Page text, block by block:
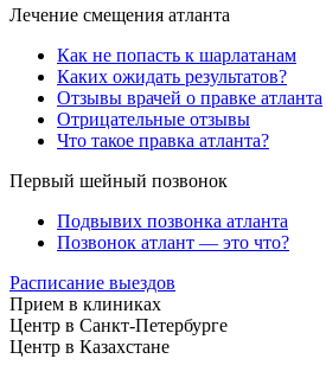
Лечение смещения атланта
Как не попасть к шарлатанам
Каких ожидать результатов?
Отзывы врачей о правке атланта
Отрицательные отзывы
Что такое правка атланта?
Первый шейный позвонок
Подвывих позвонка атланта
Позвонок атлант — это что?
Расписание выездов
Прием в клиниках
Центр в Санкт-Петербурге
Центр в Казахстане